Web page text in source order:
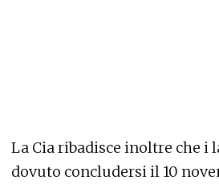
La Cia ribadisce inoltre che i
dovuto concludersi il 10